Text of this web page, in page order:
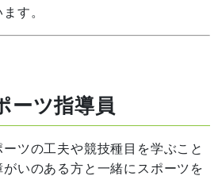
す。
ーツ指導員
ツの工夫や競技種目を学ぶこと
いのある方と一緒にスポーツを